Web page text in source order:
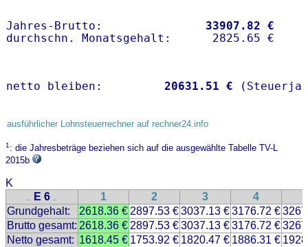
Jahres-Brutto: 33907.82 €
netto bleiben: 20631.51 €
ausführlicher Lohnsteuerrechner auf rechner24.info
1: die Jahresbeträge beziehen sich auf die ausgewählte Tabelle TV-L
2015b
K
.. E 6 .. 1 2 3 4
Grundgehalt:
2618.36 € 2897.53 €3037.13 €3176.72 €
Brutto gesamt: 2618.36 € 2897.53 €3037.13 €3176.72 €
Netto gesamt: 1618.45 € 1753.92 € 1820.47 € 1886.31 €